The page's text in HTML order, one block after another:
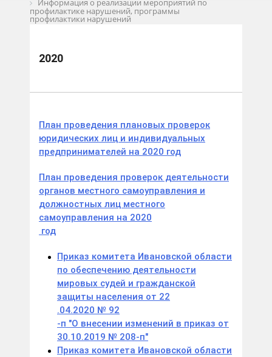
Информация о реализации мероприятий по
профилактике нарушений, программы
профилактики нарушений
2020
План проведения плановых проверок
юридических лиц и индивидуальных
предпринимателей на 2020 год
План проведения проверок деятельности
органов местного самоуправления и
должностных лиц местного
самоуправления на 2020
год
Приказ комитета Ивановской области
по обеспечению деятельности
мировых судей и гражданской
защиты населения от 22
.04.2020 № 92
-п "О внесении изменений в приказ от
30.10.2019 № 208-п"
Приказ комитета Ивановской области